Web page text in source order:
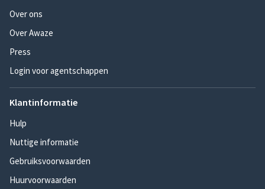
Over ons
Over Awaze
Press
Login voor agentschappen
Klantinformatie
Hulp
Nuttige informatie
Gebruiksvoorwaarden
Huurvoorwaarden